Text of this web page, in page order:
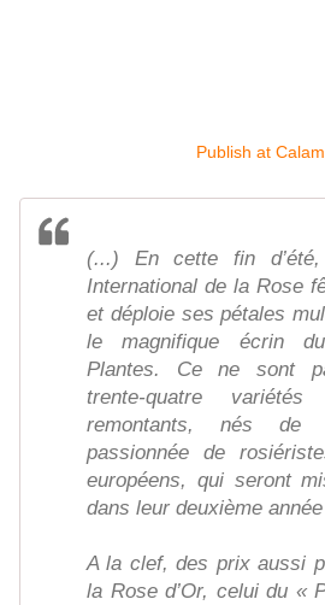
Publish at
(...) En cette fin
International de la Rose
et déploie ses pétales
le magnifique écrin
Plantes. Ce ne sont
trente-quatre
remontants, nés de
passionnée de
européens, qui seront
dans leur deuxième
A la clef, des prix aussi
la Rose d’Or, celui du «